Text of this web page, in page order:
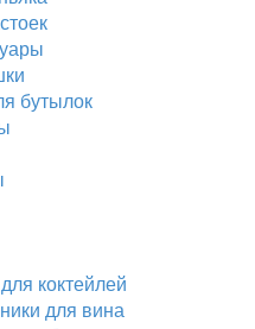
бутылок
коктейлей
для вина